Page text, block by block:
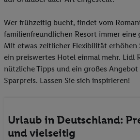
Wer frühzeitig bucht, findet vom
familienfreundlichen Resort immer
Mit etwas zeitlicher Flexibilität erhöhen
ein preiswertes Hotel einmal mehr. Lidl
nützliche Tipps und ein großes
Sparpreis. Lassen Sie sich inspirieren!
Urlaub in Deutschland:
und vielseitig